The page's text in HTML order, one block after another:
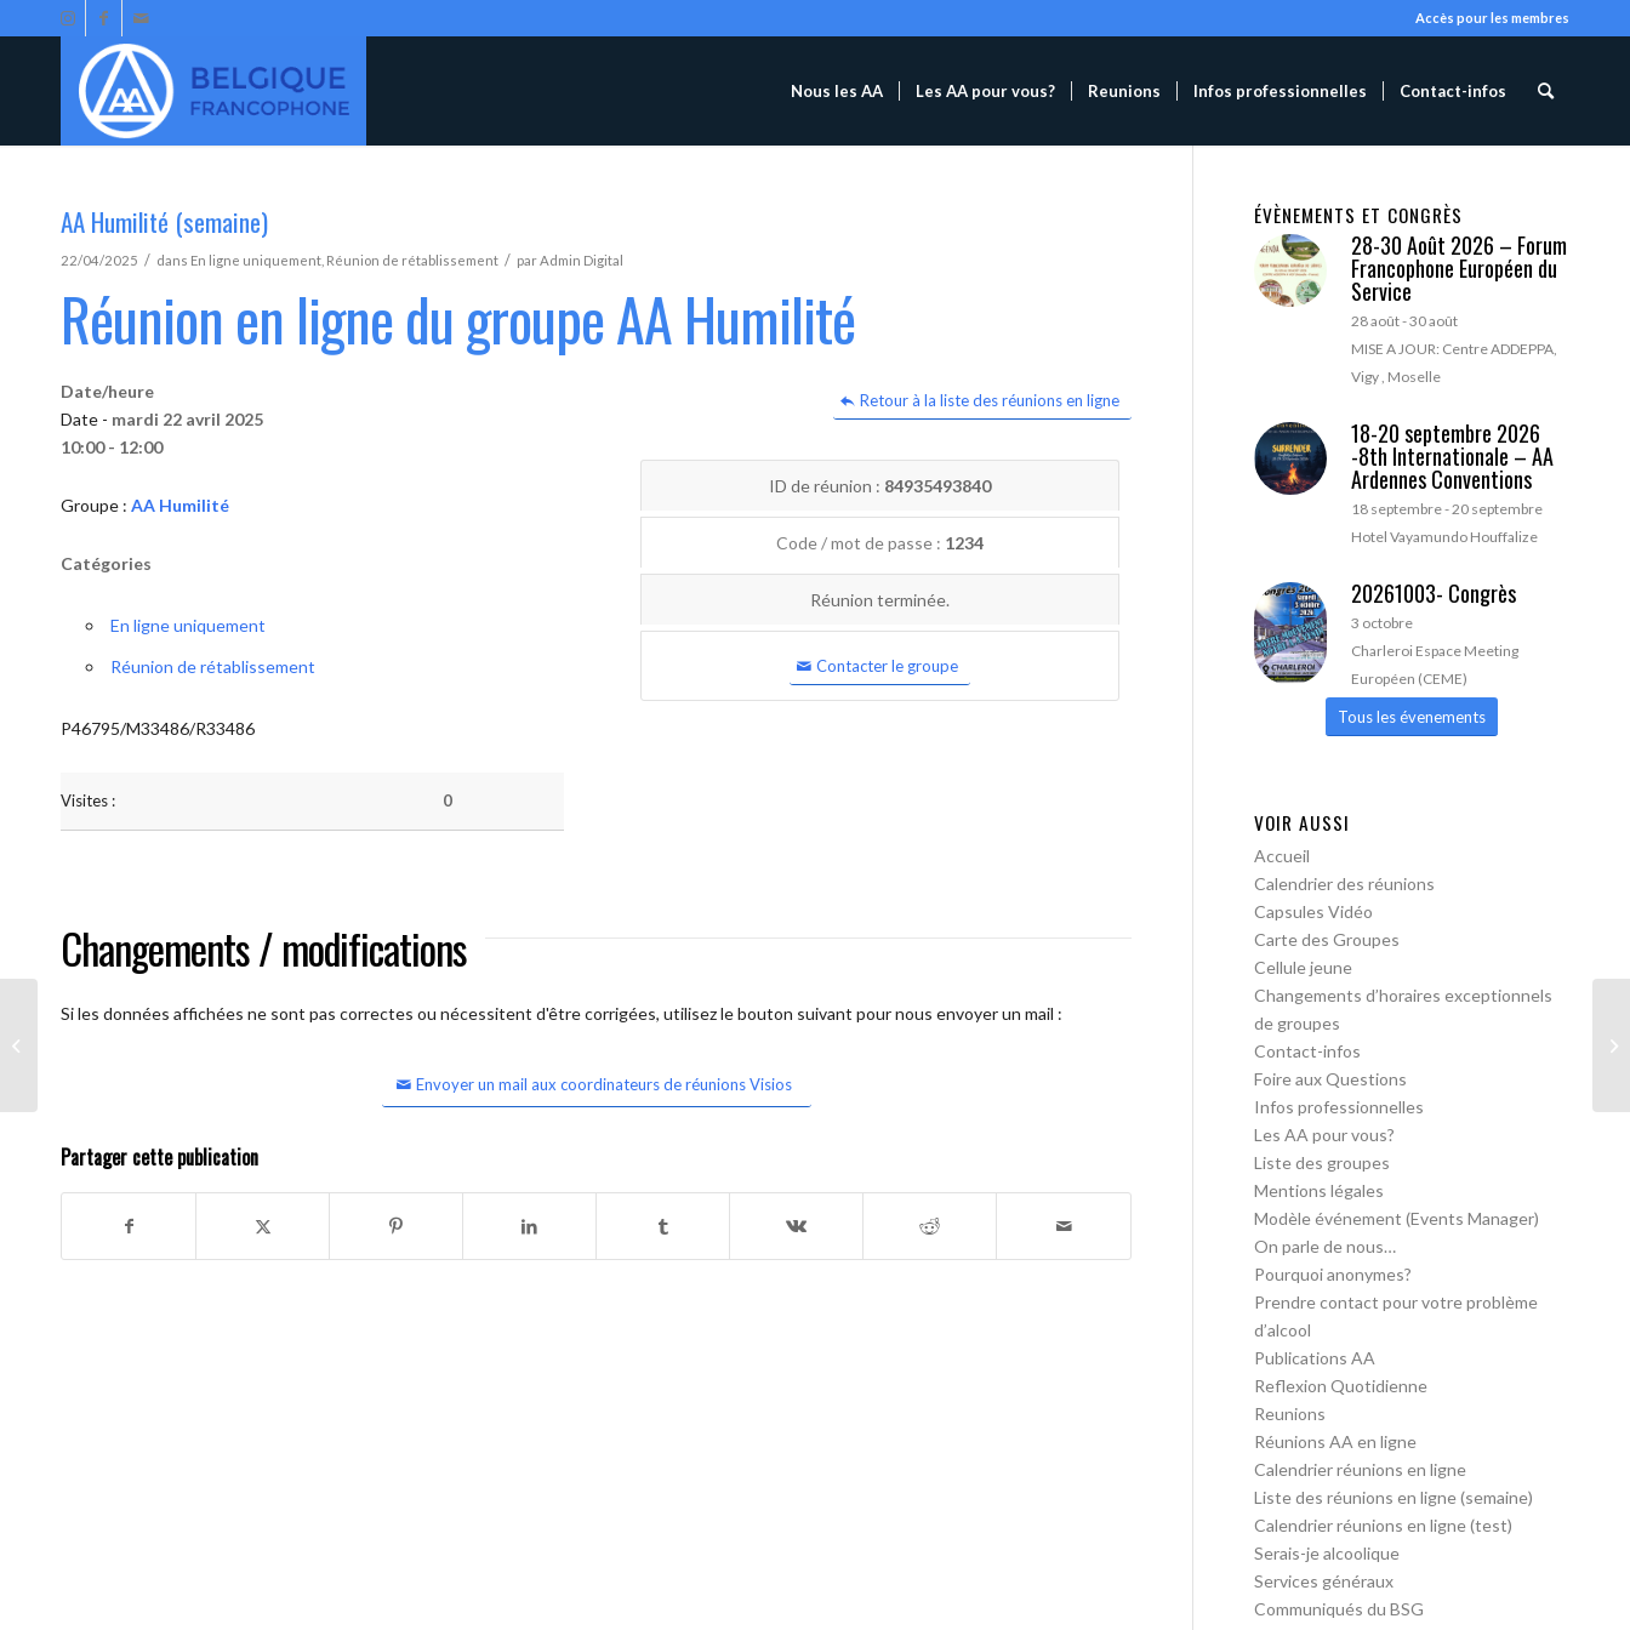
Accès pour les membres
Nous les AA Les AA pour vous? Reunions Infos professionnelles Contact-infos
AA Humilité (semaine)
22/04/2025 / dans En ligne uniquement Réunion de rétablissement / parAdmin Digital
Réunion en ligne du groupe AA Humilité
Retour à la liste des réunions en ligne
Date/heure
Date - mardi 22 avril 2025
10:00 - 12:00
Groupe : AA Humilité
Catégories
En ligne uniquement
Réunion de rétablissement
P46795/M33486/R33486
Visites : 0
ID de réunion : 84935493840
Code / mot de passe : 1234
Réunion terminée.
Contacter le groupe
Changements / modifications
Si les données affichées ne sont pas correctes ou nécessitent d'être corrigées, utilisez le bouton suivant pour nous envoyer un mail :
Envoyer un mail aux coordinateurs de réunions Visios
Partager cette publication
ÉVÈNEMENTS ET CONGRÈS
28-30 Août 2026 – Forum
Francophone Européen du
Service
28 août-30 août
MISE A JOUR: Centre ADDEPPA,
Vigy , Moselle
18-20 septembre 2026
-8th Internationale – AA
Ardennes Conventions
18 septembre-20 septembre
Hotel Vayamundo Houffalize
20261003- Congrès
3 octobre
Charleroi Espace Meeting
Européen (CEME)
Tous les évenements
VOIR AUSSI
Accueil
Calendrier des réunions
Capsules Vidéo
Carte des Groupes
Cellule jeune
Changements d’horaires exceptionnels
de groupes
Contact-infos
Foire aux Questions
Infos professionnelles
Les AA pour vous?
Liste des groupes
Mentions légales
Modèle événement (Events Manager)
On parle de nous…
Pourquoi anonymes?
Prendre contact pour votre problème
d’alcool
Publications AA
Reflexion Quotidienne
Reunions
Réunions AA en ligne
Calendrier réunions en ligne
Liste des réunions en ligne (semaine)
Calendrier réunions en ligne (test)
Serais-je alcoolique
Services généraux
Communiqués du BSG